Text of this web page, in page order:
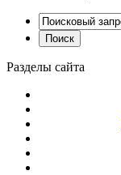
Разделы сайта